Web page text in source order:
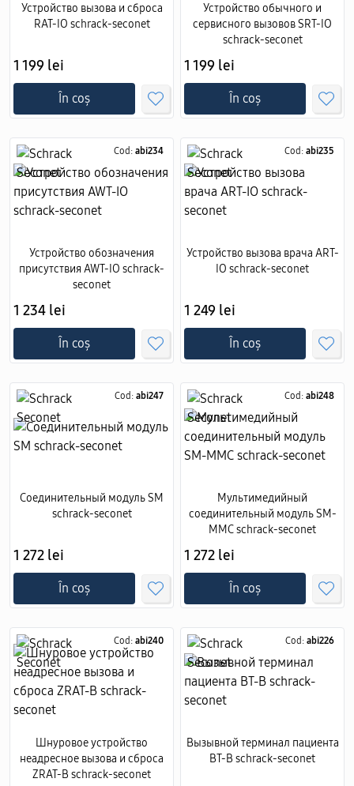
Устройство вызова и сброса
RAT-IO schrack-seconet
1 199 lei
În coș
Устройство обычного и
сервисного вызовов SRT-IO
schrack-seconet
1 199 lei
În coș
Cod: abi234
Устройство обозначения
присутствия AWT-IO schrack-
seconet
1 234 lei
În coș
Cod: abi235
Устройство вызова врача ART-
IO schrack-seconet
1 249 lei
În coș
Cod: abi247
Соединительный модуль SM
schrack-seconet
1 272 lei
În coș
Cod: abi248
Мультимедийный
соединительный модуль SM-
MMC schrack-seconet
1 272 lei
În coș
Cod: abi240
Шнуровое устройство
неадресное вызова и сброса
ZRAT-B schrack-seconet
Cod: abi226
Вызывной терминал пациента
BT-B schrack-seconet